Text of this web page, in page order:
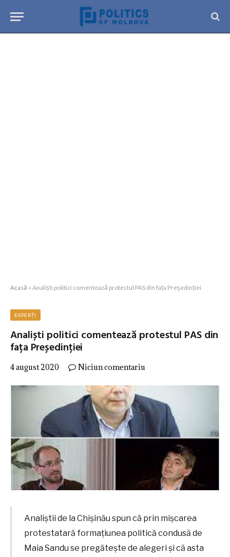
Acasă » Analiști politici comentează protestul PAS din fața Președinției
EXPERȚI
Analiști politici comentează protestul PAS din
fața Președinției
4 august 2020 Niciun comentariu
Analiștii de la Chișinău spun că prin mişcarea
protestatară formațiunea politică condusă de
Maia Sandu se pregătește de alegeri şi că asta